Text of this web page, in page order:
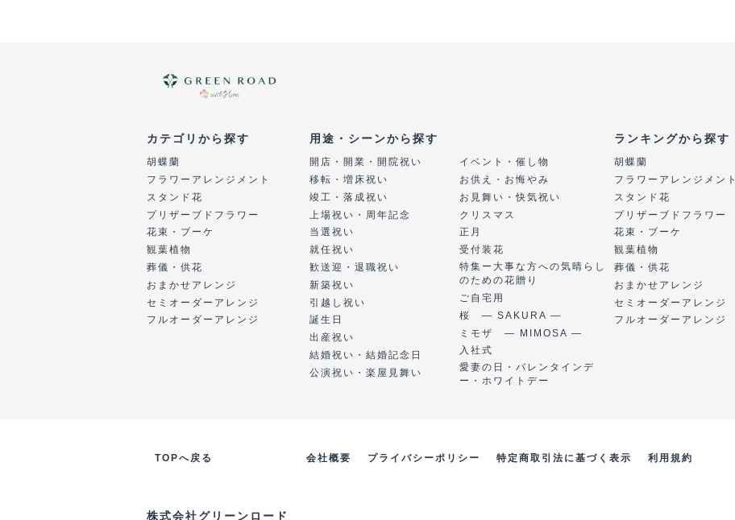
カテゴリから探す
胡蝶蘭
フラワーアレンジメント
スタンド花
プリザーブドフラワー
花束・ブーケ
観葉植物
葬儀・供花
おまかせアレンジ
セミオーダーアレンジ
フルオーダーアレンジ
用途・シーンから探す
開店・開業・開院祝い
移転・増床祝い
竣工・落成祝い
上場祝い・周年記念
当選祝い
就任祝い
歓送迎・退職祝い
新築祝い
引越し祝い
誕生日
出産祝い
結婚祝い・結婚記念日
公演祝い・楽屋見舞い
イベント・催し物
お供え・お悔やみ
お見舞い・快気祝い
クリスマス
正月
受付装花
特集ー大事な方への気晴らし
のための花贈り
ご自宅用
桜 ― SAKURA ―
ミモザ ― MIMOSA ―
入社式
愛妻の日・バレンタインデ
ー・ホワイトデー
ランキングから探す
胡蝶蘭
フラワーアレンジメント
スタンド花
プリザーブドフラワー
花束・ブーケ
観葉植物
葬儀・供花
おまかせアレンジ
セミオーダーアレンジ
フルオーダーアレンジ
TOPへ戻る 会社概要 プライバシーポリシー 特定商取引法に基づく表示 利用規約
株式会社グリーンロード